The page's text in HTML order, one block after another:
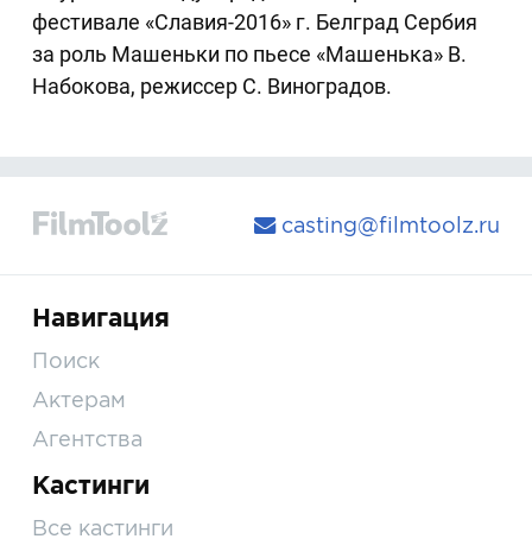
фестивале «Славия-2016» г. Белград Сербия
за роль Машеньки по пьесе «Машенька» В.
Набокова, режиссер С. Виноградов.
casting@filmtoolz.ru
Навигация
Поиск
Актерам
Агентства
Кастинги
Все кастинги